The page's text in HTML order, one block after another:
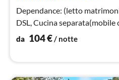
Dependance: (letto matrimoniale) Accesso a
DSL, Cucina
da 104€/ notte